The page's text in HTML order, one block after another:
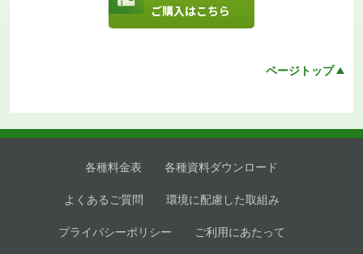
ご購入はこちら
ページトップ
各種料金表 各種資料ダウンロード
よくあるご質問 環境に配慮した取組み
プライバシーポリシー ご利用にあたって